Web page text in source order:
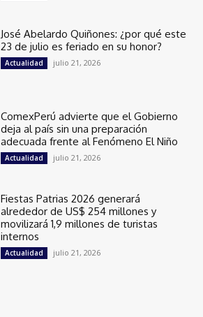
José Abelardo Quiñones: ¿por qué este
23 de julio es feriado en su honor?
Actualidad julio 21, 2026
ComexPerú advierte que el Gobierno
deja al país sin una preparación
adecuada frente al Fenómeno El Niño
Actualidad julio 21, 2026
Fiestas Patrias 2026 generará
alrededor de US$ 254 millones y
movilizará 1,9 millones de turistas
internos
Actualidad julio 21, 2026